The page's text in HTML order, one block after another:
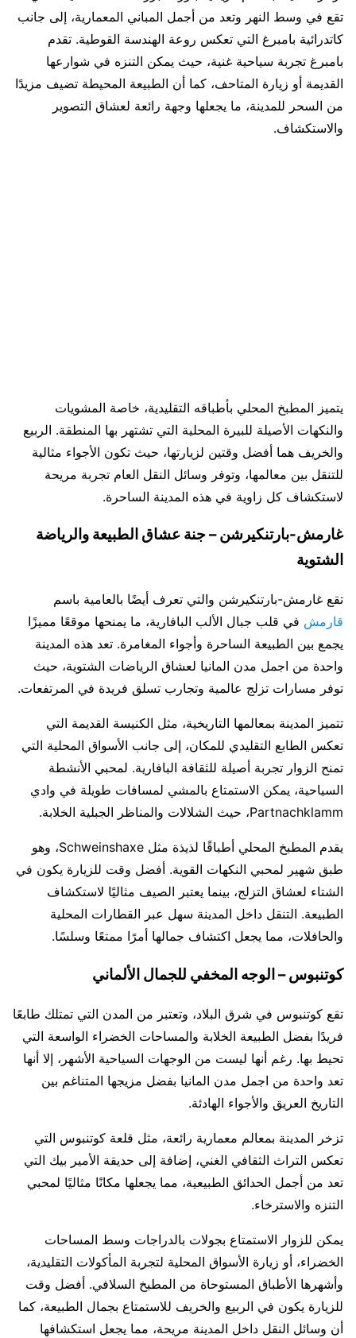
تقع في وسط النهر وتعد من أجمل المباني المعمارية، إلى جانب
كاتدرائية بامبرغ التي تعكس روعة الهندسة القوطية. تقدم
بامبرغ تجربة سياحية غنية، حيث يمكن التنزه في شوارعها
القديمة أو زيارة المتاحف، كما أن الطبيعة المحيطة تضيف مزيدًا
من السحر للمدينة، ما يجعلها وجهة رائعة لعشاق التصوير
والاستكشاف.
يتميز المطبخ المحلي بأطباقه التقليدية، خاصة المشويات
والنكهات الأصيلة للبيرة المحلية التي تشتهر بها المنطقة. الربيع
والخريف هما أفضل وقتين لزيارتها، حيث تكون الأجواء مثالية
للتنقل بين معالمها، وتوفر وسائل النقل العام تجربة مريحة
لاستكشاف كل زاوية في هذه المدينة الساحرة.
غارمش-بارتنكيرشن – جنة عشاق الطبيعة والرياضة
الشتوية
تقع غارمش-بارتنكيرشن والتي تعرف أيضًا بالعامية باسم
قارمش في قلب جبال الألب البافارية، ما يمنحها موقعًا مميزًا
يجمع بين الطبيعة الساحرة وأجواء المغامرة. تعد هذه المدينة
واحدة من اجمل مدن المانيا لعشاق الرياضات الشتوية، حيث
توفر مسارات تزلج عالمية وتجارب تسلق فريدة في المرتفعات.
تتميز المدينة بمعالمها التاريخية، مثل الكنيسة القديمة التي
تعكس الطابع التقليدي للمكان، إلى جانب الأسواق المحلية التي
تمنح الزوار تجربة أصيلة للثقافة البافارية. لمحبي الأنشطة
السياحية، يمكن الاستمتاع بالمشي لمسافات طويلة في وادي
Partnachklamm، حيث الشلالات والمناظر الجبلية الخلابة.
يقدم المطبخ المحلي أطباقًا لذيذة مثل Schweinshaxe، وهو
طبق شهير لمحبي النكهات القوية. أفضل وقت للزيارة يكون في
الشتاء لعشاق التزلج، بينما يعتبر الصيف مثاليًا لاستكشاف
الطبيعة. التنقل داخل المدينة سهل عبر القطارات المحلية
والحافلات، مما يجعل اكتشاف جمالها أمرًا ممتعًا وسلسًا.
كوتنبوس – الوجه المخفي للجمال الألماني
تقع كوتنبوس في شرق البلاد، وتعتبر من المدن التي تمتلك طابعًا
فريدًا بفضل الطبيعة الخلابة والمساحات الخضراء الواسعة التي
تحيط بها. رغم أنها ليست من الوجهات السياحية الأشهر، إلا أنها
تعد واحدة من اجمل مدن المانيا بفضل مزيجها المتناغم بين
التاريخ العريق والأجواء الهادئة.
تزخر المدينة بمعالم معمارية رائعة، مثل قلعة كوتنبوس التي
تعكس التراث الثقافي الغني، إضافة إلى حديقة الأمير بيك التي
تعد من أجمل الحدائق الطبيعية، مما يجعلها مكانًا مثاليًا لمحبي
التنزه والاسترخاء.
يمكن للزوار الاستمتاع بجولات بالدراجات وسط المساحات
الخضراء، أو زيارة الأسواق المحلية لتجربة المأكولات التقليدية،
وأشهرها الأطباق المستوحاة من المطبخ السلافي. أفضل وقت
للزيارة يكون في الربيع والخريف للاستمتاع بجمال الطبيعة، كما
أن وسائل النقل داخل المدينة مريحة، مما يجعل استكشافها